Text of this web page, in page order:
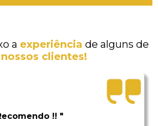
a experiência de alguns de
nossos clientes!
!! "